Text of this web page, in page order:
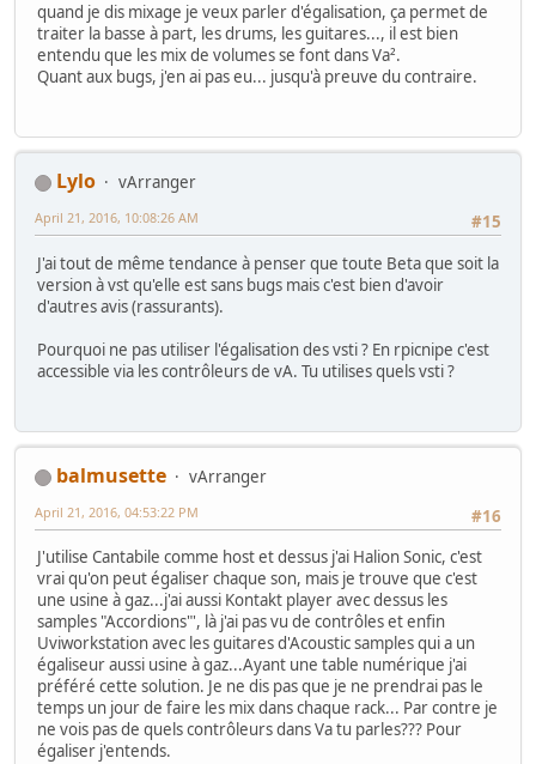
quand je dis mixage je veux parler d'égalisation, ça permet de
traiter la basse à part, les drums, les guitares..., il est bien
entendu que les mix de volumes se font dans Va².
Quant aux bugs, j'en ai pas eu... jusqu'à preuve du contraire.
Lylo
vArranger
#15
April 21, 2016, 10:08:26 AM
J'ai tout de même tendance à penser que toute Beta que soit la
version à vst qu'elle est sans bugs mais c'est bien d'avoir
d'autres avis (rassurants).
Pourquoi ne pas utiliser l'égalisation des vsti ? En rpicnipe c'est
accessible via les contrôleurs de vA. Tu utilises quels vsti ?
balmusette
vArranger
#16
April 21, 2016, 04:53:22 PM
J'utilise Cantabile comme host et dessus j'ai Halion Sonic, c'est
vrai qu'on peut égaliser chaque son, mais je trouve que c'est
une usine à gaz...j'ai aussi Kontakt player avec dessus les
samples "Accordions"', là j'ai pas vu de contrôles et enfin
Uviworkstation avec les guitares d'Acoustic samples qui a un
égaliseur aussi usine à gaz...Ayant une table numérique j'ai
préféré cette solution. Je ne dis pas que je ne prendrai pas le
temps un jour de faire les mix dans chaque rack... Par contre je
ne vois pas de quels contrôleurs dans Va tu parles??? Pour
égaliser j'entends.